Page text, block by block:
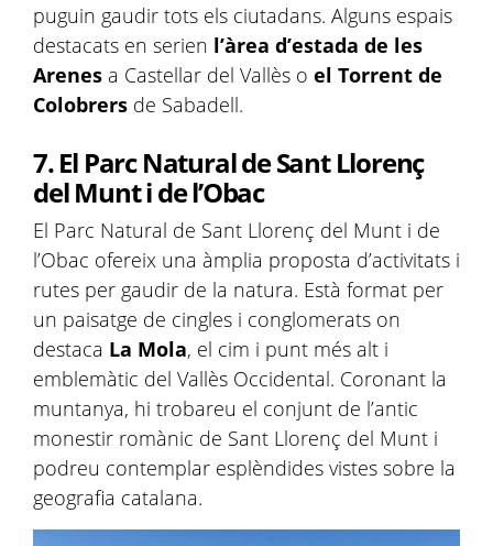
puguin gaudir tots els ciutadans. Alguns espais
destacats en serien l’àrea d’estada de les
Arenes a Castellar del Vallès o el Torrent de
Colobrers de Sabadell.
7. El Parc Natural de Sant Llorenç
del Munt i de l’Obac
El Parc Natural de Sant Llorenç del Munt i de
l’Obac ofereix una àmplia proposta d’activitats i
rutes per gaudir de la natura. Està format per
un paisatge de cingles i conglomerats on
destaca La Mola, el cim i punt més alt i
emblemàtic del Vallès Occidental. Coronant la
muntanya, hi trobareu el conjunt de l’antic
monestir romànic de Sant Llorenç del Munt i
podreu contemplar esplèndides vistes sobre la
geografia catalana.